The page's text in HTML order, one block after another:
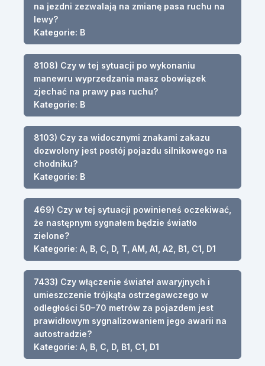
na jezdni zezwalają na zmianę pasa ruchu na
lewy?
Kategorie: B
8108) Czy w tej sytuacji po wykonaniu
manewru wyprzedzania masz obowiązek
zjechać na prawy pas ruchu?
Kategorie: B
8103) Czy za widocznymi znakami zakazu
dozwolony jest postój pojazdu silnikowego na
chodniku?
Kategorie: B
469) Czy w tej sytuacji powinieneś oczekiwać,
że następnym sygnałem będzie światło
zielone?
Kategorie: A, B, C, D, T, AM, A1, A2, B1, C1, D1
7433) Czy włączenie świateł awaryjnych i
umieszczenie trójkąta ostrzegawczego w
odległości 50–70 metrów za pojazdem jest
prawidłowym sygnalizowaniem jego awarii na
autostradzie?
Kategorie: A, B, C, D, B1, C1, D1